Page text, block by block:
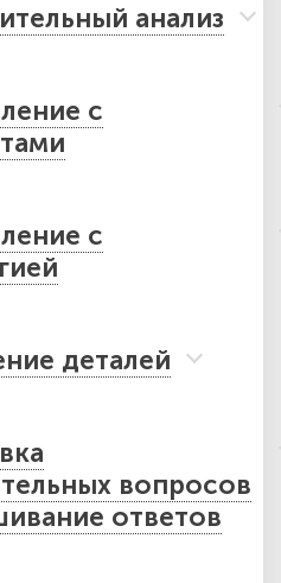
анализ
с
с
деталей
вопросов
ответов